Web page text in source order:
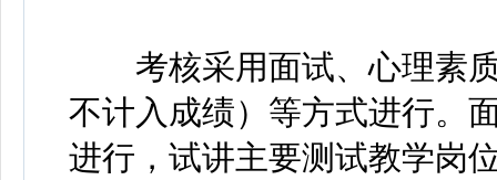
考核采用面试、心理素质
不计入成绩）等方式进行。
进行，试讲主要测试教学岗